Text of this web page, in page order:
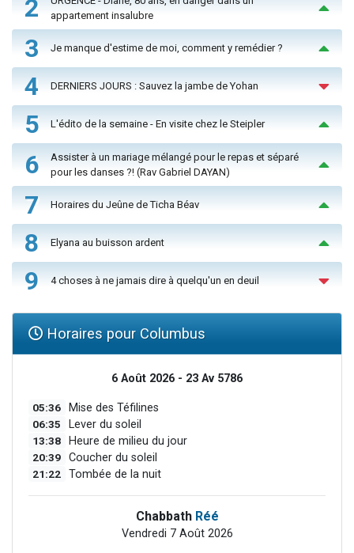
2
appartement insalubre
3 Je manque d'estime de moi, comment y remédier ?
4 DERNIERS JOURS : Sauvez la jambe de Yohan
5 L'édito de la semaine - En visite chez le Steipler
6
Assister à un mariage mélangé pour le repas et séparé
pour les danses ?! (Rav Gabriel DAYAN)
7 Horaires du Jeûne de Ticha Béav
8 Elyana au buisson ardent
9 4 choses à ne jamais dire à quelqu'un en deuil
Horaires pour Columbus
6 Août 2026 - 23 Av 5786
05:36 Mise des Téfilines
06:35 Lever du soleil
13:38 Heure de milieu du jour
20:39 Coucher du soleil
21:22 Tombée de la nuit
Chabbath Réé
Vendredi 7 Août 2026